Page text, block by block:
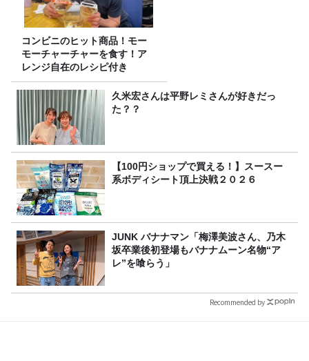
コンビニのヒット商品！モー
モーチャーチャーを食す！ア
レンジ自在のレシピ付き
久米宏さんは平野レミさんが好きだっ
た？？
【100円ショップで買える！】スースー
系ボディシート頂上決戦２０２６
JUNK バナナマン「梅澤美波さん、乃木
坂卒業後初登場もバナナムーン名物“ア
レ”を喰らう」
Recommended by